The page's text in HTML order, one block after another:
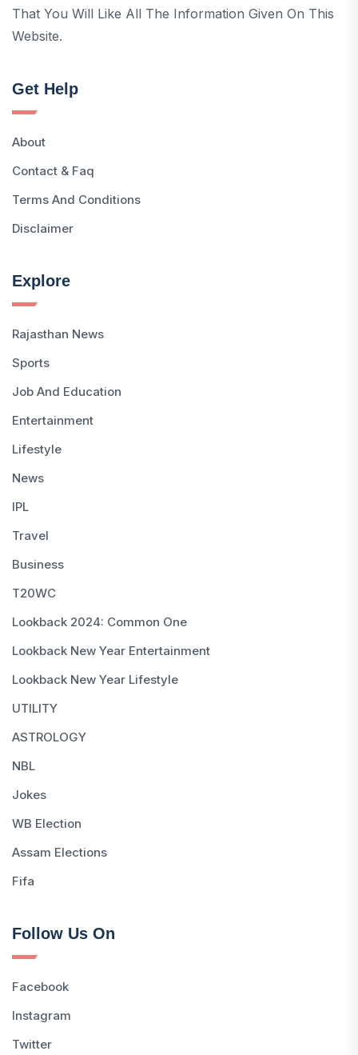
That You Will Like All The Information Given On This
Website.
Get Help
About
Contact & Faq
Terms And Conditions
Disclaimer
Explore
Rajasthan News
Sports
Job And Education
Entertainment
Lifestyle
News
IPL
Travel
Business
T20WC
Lookback 2024: Common One
Lookback New Year Entertainment
Lookback New Year Lifestyle
UTILITY
ASTROLOGY
NBL
Jokes
WB Election
Assam Elections
Fifa
Follow Us On
Facebook
Instagram
Twitter